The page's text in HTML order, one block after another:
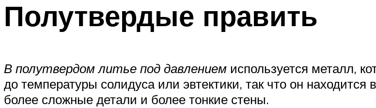
Полутвердые править
В полутвердом литье под давлением используется металл,
до температуры солидуса или эвтектики, так что он находится
более сложные детали и более тонкие стены.